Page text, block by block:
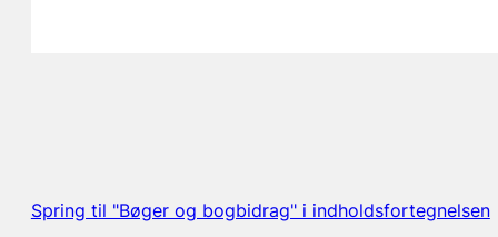
Spring til "Bøger og bogbidrag" i indholdsfortegnelsen